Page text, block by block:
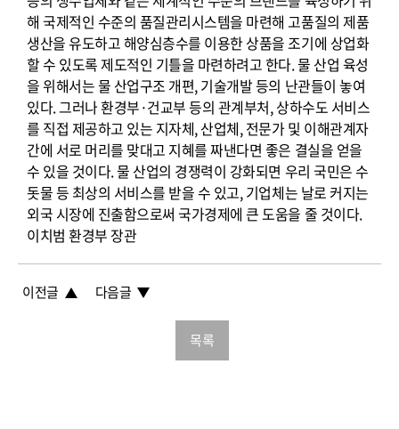
해 국제적인 수준의 품질관리시스템을 마련해 고품질의 제품
생산을 유도하고 해양심층수를 이용한 상품을 조기에 상업화
할 수 있도록 제도적인 기틀을 마련하려고 한다. 물 산업 육성
을 위해서는 물 산업구조 개편, 기술개발 등의 난관들이 놓여
있다. 그러나 환경부·건교부 등의 관계부처, 상하수도 서비스
를 직접 제공하고 있는 지자체, 산업체, 전문가 및 이해관계자
간에 서로 머리를 맞대고 지혜를 짜낸다면 좋은 결실을 얻을
수 있을 것이다. 물 산업의 경쟁력이 강화되면 우리 국민은 수
돗물 등 최상의 서비스를 받을 수 있고, 기업체는 날로 커지는
외국 시장에 진출함으로써 국가경제에 큰 도움을 줄 것이다.
이치범 환경부 장관
이전글 다음글
목록